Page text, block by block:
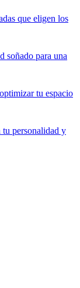
que eligen los
soñado para una
tu espacio
tu personalidad y